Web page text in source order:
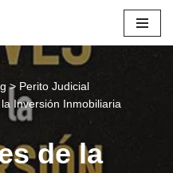
> Perito Judicial
Inversión Inmobiliaria
de la